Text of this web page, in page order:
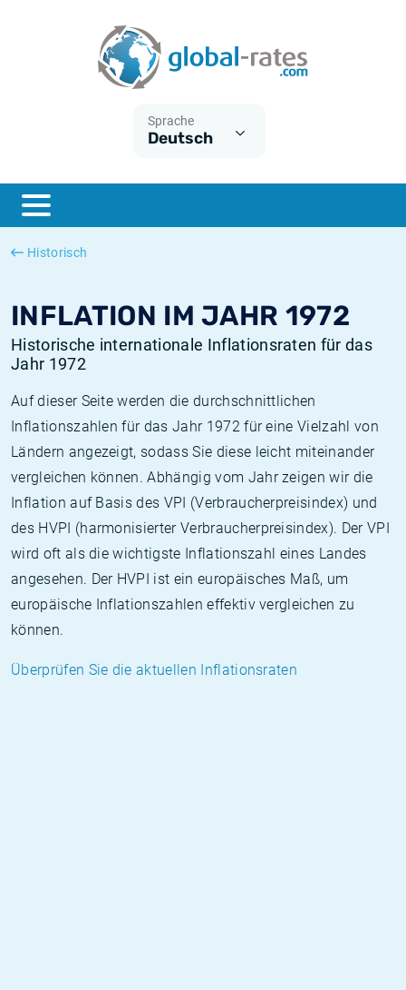
Sprache
Deutsch
Historisch
INFLATION IM JAHR 1972
Historische internationale Inflationsraten für das
Jahr 1972
Auf dieser Seite werden die durchschnittlichen
Inflationszahlen für das Jahr 1972 für eine Vielzahl von
Ländern angezeigt, sodass Sie diese leicht miteinander
vergleichen können. Abhängig vom Jahr zeigen wir die
Inflation auf Basis des VPI (Verbraucherpreisindex) und
des HVPI (harmonisierter Verbraucherpreisindex). Der VPI
wird oft als die wichtigste Inflationszahl eines Landes
angesehen. Der HVPI ist ein europäisches Maß, um
europäische Inflationszahlen effektiv vergleichen zu
können.
Überprüfen Sie die aktuellen Inflationsraten
ESTER
SONIA
Was ist die VPI-Inflation?
Was ist die HVPI-Inflation?
Deutsche inflation
Europäische inflation
Historische Euribor-Sätze
Historische ESTER-Sätze
Historische SOFR-Sätze
Historische SONIA-Sätze
Inflationsrechner